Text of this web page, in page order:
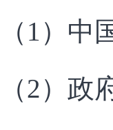
（1）中
（2）